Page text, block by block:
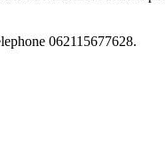
062115677628.